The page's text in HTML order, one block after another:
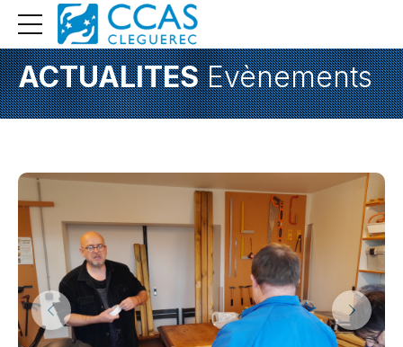
ACTUALITESEvènements